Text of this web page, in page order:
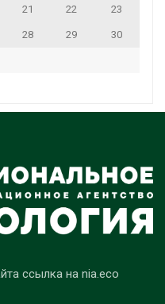
21 22 23
28 29 30
ссылка на nia.eco